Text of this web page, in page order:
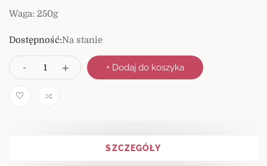
Waga: 250g
Dostępność:Na stanie
I
l
- + + Dodaj do koszyka
SZCZEGÓŁY